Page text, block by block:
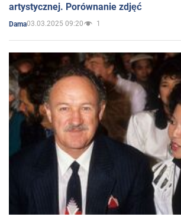
artystycznej. Porównanie zdjęć
Dama03.03.2025 09:20 1